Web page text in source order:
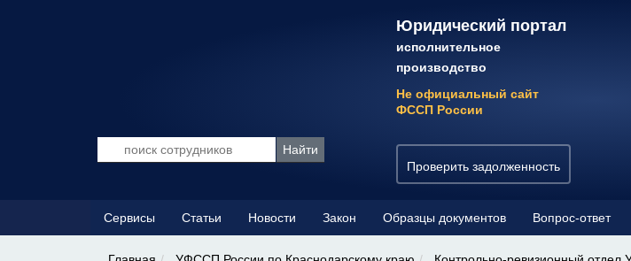
Юридический портал
исполнительное
производство
Не официальный сайт
ФССП России
Проверить задолженность
Сервисы Статьи Новости Закон Образцы документов Вопрос-ответ